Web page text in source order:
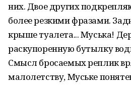
них. Двое других
более резкими фразами.
крыше туалета... Муська!
раскупоренную бутылку
Смысл бросаемых реплик
малолетству, Муське